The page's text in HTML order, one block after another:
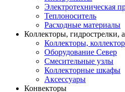
Электротехническая
Теплоноситель
Расходные материалы
Коллекторы, гидрострелки,
Коллекторы,
Оборудование Север
Смесительные узлы
Коллекторные шкафы
Аксессуары
Конвекторы